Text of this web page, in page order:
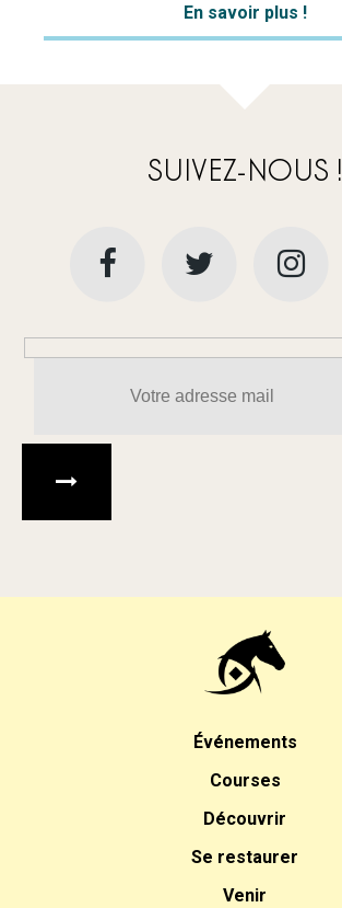
En savoir plus !
SUIVEZ-NOUS !
Événements
Courses
Découvrir
Se restaurer
Venir